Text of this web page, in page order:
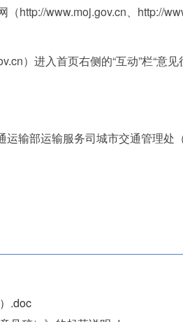
www.moj.gov.cn、http://
）进入首页右侧的“互动”栏“意
部运输服务司城市交通管理处（
.doc